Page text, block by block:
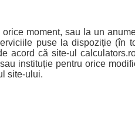
moment, sau la un
puse la dispoziție (în
acord că site-ul
instituție pentru orice
site-ului.